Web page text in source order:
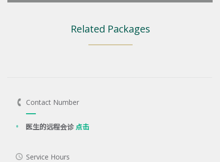
Related Packages
Contact Number
医生的远程会诊点击
Service Hours